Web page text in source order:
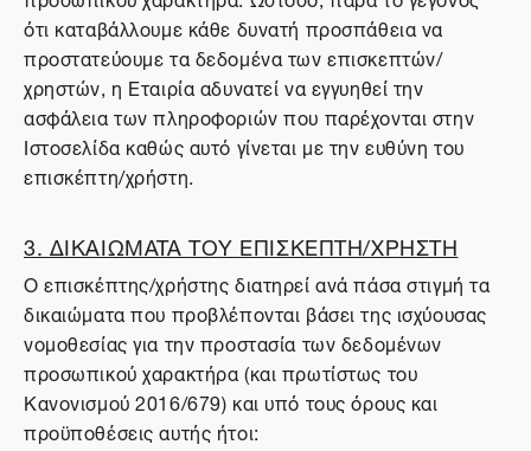
ότι καταβάλλουμε κάθε δυνατή προσπάθεια να
προστατεύουμε τα δεδομένα των επισκεπτών/
χρηστών, η Εταιρία αδυνατεί να εγγυηθεί την
ασφάλεια των πληροφοριών που παρέχονται στην
Ιστοσελίδα καθώς αυτό γίνεται με την ευθύνη του
επισκέπτη/χρήστη.
3. ΔΙΚΑΙΩΜΑΤΑ ΤΟΥ ΕΠΙΣΚΕΠΤΗ/ΧΡΗΣΤΗ
Ο επισκέπτης/χρήστης διατηρεί ανά πάσα στιγμή τα
δικαιώματα που προβλέπονται βάσει της ισχύουσας
νομοθεσίας για την προστασία των δεδομένων
προσωπικού χαρακτήρα (και πρωτίστως του
Κανονισμού 2016/679) και υπό τους όρους και
προϋποθέσεις αυτής ήτοι: